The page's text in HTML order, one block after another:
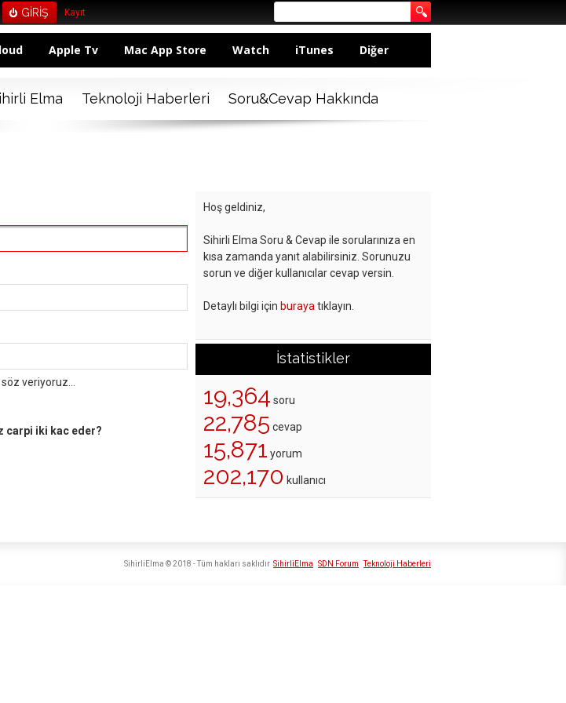
Kayıt
Apple Tv Mac App Store Watch iTunes Diğer
Elma Teknoloji Haberleri Soru&Cevap Hakkında
veriyoruz...
carpi iki kac eder?
Hoş geldiniz,
Sihirli Elma Soru & Cevap ile sorularınıza en
kısa zamanda yanıt alabilirsiniz. Sorunuzu
sorun ve diğer kullanıcılar cevap versin.
Detaylı bilgi için buraya tıklayın.
İstatistikler
19,364 soru
22,785 cevap
15,871 yorum
202,170 kullanıcı
SihirliElma SDN Forum Teknoloji Haberleri
SihirliElma © 2018 - Tüm hakları saklıdır